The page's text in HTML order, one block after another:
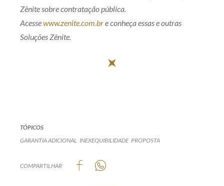
Zênite sobre contratação pública.
Acessewww.zenite.com.bre conheça essas e outras
Soluções Zênite.
TÓPICOS
GARANTIA ADICIONAL INEXEQUIBILIDADE PROPOSTA
COMPARTILHAR